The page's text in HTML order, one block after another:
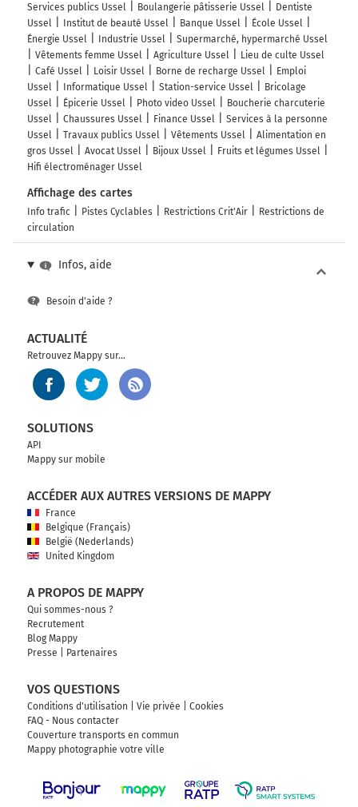
Services publics Ussel
Boulangerie pâtisserie Ussel
Dentiste
Ussel
Institut de beauté Ussel Banque Ussel
École Ussel
Énergie Ussel
Industrie Ussel
Supermarché, hypermarché Ussel
Vêtements femme Ussel
Agriculture Ussel
Lieu de culte Ussel
Café Ussel
Loisir Ussel Borne de recharge Ussel
Emploi
Ussel
Informatique Ussel Station-service Ussel
Bricolage
Ussel
Épicerie Ussel Photo video Ussel
Boucherie charcuterie
Ussel
Chaussures Ussel Finance Ussel
Services à la personne
Ussel
Travaux publics Ussel Vêtements Ussel
Alimentation en
gros Ussel
Avocat Ussel Bijoux Ussel
Fruits et légumes Ussel
Hifi électroménager Ussel
Affichage des cartes
Info trafic Pistes Cyclables Restrictions Crit'Air
Restrictions de
circulation
Infos, aide
Besoin d'aide ?
ACTUALITÉ
Retrouvez Mappy sur...
SOLUTIONS
API
Mappy sur mobile
ACCÉDER AUX AUTRES VERSIONS DE MAPPY
France
Belgique (Français)
België (Nederlands)
United Kingdom
A PROPOS DE MAPPY
Qui sommes-nous ?
Recrutement
Blog Mappy
Presse
Partenaires
VOS QUESTIONS
Conditions d'utilisation Vie privée
Cookies
FAQ - Nous contacter
Couverture transports en commun
Mappy photographie votre ville